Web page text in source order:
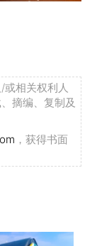
相关权利人
摘编、复制及
，获得书面